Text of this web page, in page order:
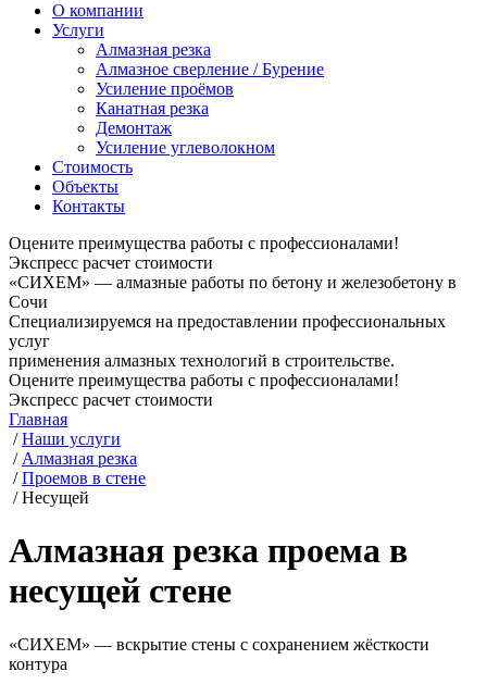
О компании
Услуги
Алмазная резка
Алмазное сверление / Бурение
Усиление проёмов
Канатная резка
Демонтаж
Усиление углеволокном
Стоимость
Объекты
Контакты
Оцените преимущества работы с профессионалами!
Экспресс расчет стоимости
«СИХЕМ» — алмазные работы по бетону и железобетону в
Сочи
Специализируемся на предоставлении профессиональных
услуг
применения алмазных технологий в строительстве.
Оцените преимущества работы с профессионалами!
Экспресс расчет стоимости
Главная
/ Наши услуги
/ Алмазная резка
/ Проемов в стене
/ Несущей
Алмазная резка проема в
несущей стене
«СИХЕМ» — вскрытие стены с сохранением жёсткости
контура